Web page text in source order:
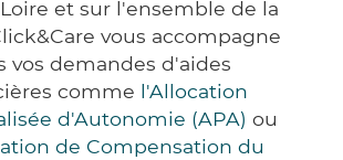
et sur l'ensemble de la
vous accompagne
vos demandes d'aides
comme l'Allocation
d'Autonomie (APA) ou
de Compensation du